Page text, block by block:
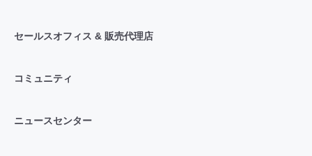
セールスオフィス & 販売代理店
コミュニティ
ニュースセンター